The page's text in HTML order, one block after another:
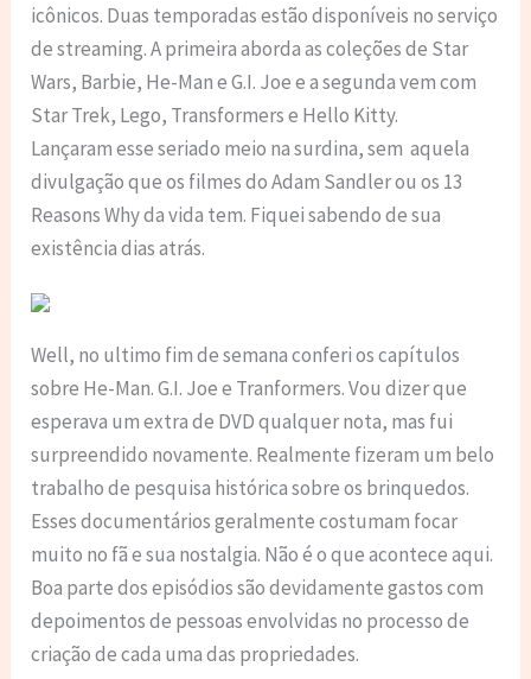
icônicos. Duas temporadas estão disponíveis no serviço
de streaming. A primeira aborda as coleções de Star
Wars, Barbie, He-Man e G.I. Joe e a segunda vem com
Star Trek, Lego, Transformers e Hello Kitty.
Lançaram esse seriado meio na surdina, sem aquela
divulgação que os filmes do Adam Sandler ou os 13
Reasons Why da vida tem. Fiquei sabendo de sua
existência dias atrás.
Well, no ultimo fim de semana conferi os capítulos
sobre He-Man. G.I. Joe e Tranformers. Vou dizer que
esperava um extra de DVD qualquer nota, mas fui
surpreendido novamente. Realmente fizeram um belo
trabalho de pesquisa histórica sobre os brinquedos.
Esses documentários geralmente costumam focar
muito no fã e sua nostalgia. Não é o que acontece aqui.
Boa parte dos episódios são devidamente gastos com
depoimentos de pessoas envolvidas no processo de
criação de cada uma das propriedades.